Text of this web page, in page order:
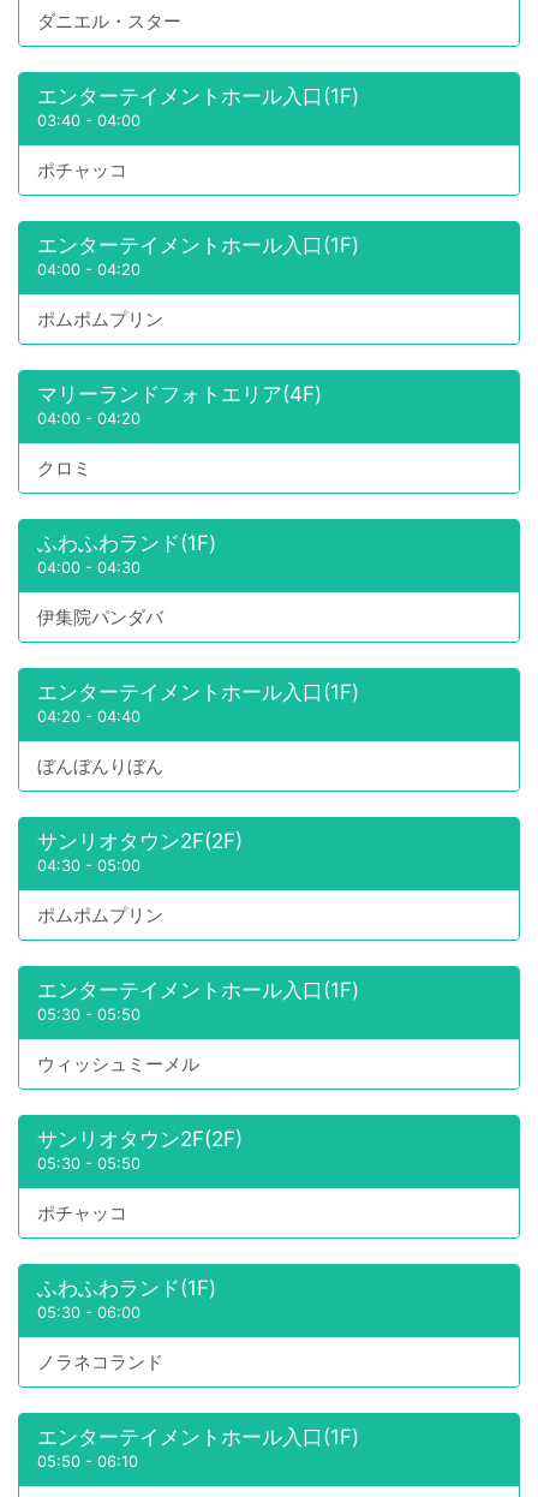
ダニエル・スター
エンターテイメントホール入口(1F)
03:40 - 04:00
ポチャッコ
エンターテイメントホール入口(1F)
04:00 - 04:20
ポムポムプリン
マリーランドフォトエリア(4F)
04:00 - 04:20
クロミ
ふわふわランド(1F)
04:00 - 04:30
伊集院パンダバ
エンターテイメントホール入口(1F)
04:20 - 04:40
ぼんぼんりぼん
サンリオタウン2F(2F)
04:30 - 05:00
ポムポムプリン
エンターテイメントホール入口(1F)
05:30 - 05:50
ウィッシュミーメル
サンリオタウン2F(2F)
05:30 - 05:50
ポチャッコ
ふわふわランド(1F)
05:30 - 06:00
ノラネコランド
エンターテイメントホール入口(1F)
05:50 - 06:10